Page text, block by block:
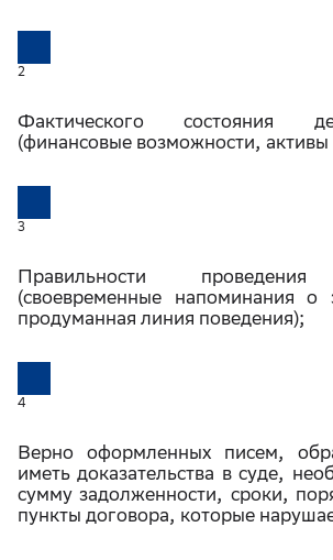
2
Фактического состояния
(финансовые возможности, активы
3
Правильности проведения
(своевременные напоминания о
продуманная линия поведения);
4
Верно оформленных писем,
иметь доказательства в суде,
сумму задолженности, сроки,
пункты договора, которые